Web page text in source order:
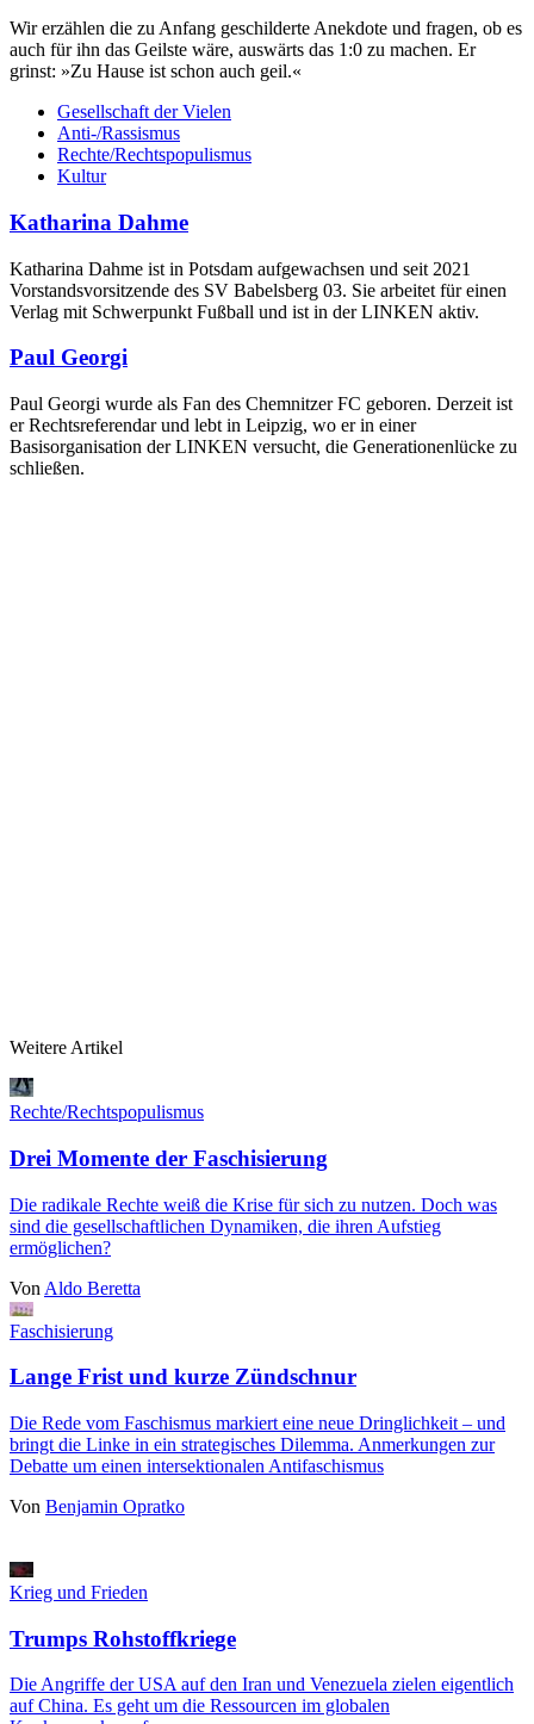
Wir erzählen die zu Anfang geschilderte Anekdote und fragen, ob es
auch für ihn das Geilste wäre, auswärts das 1:0 zu machen. Er
grinst: »Zu Hause ist schon auch geil.«
Gesellschaft der Vielen
Anti-/Rassismus
Rechte/Rechtspopulismus
Kultur
Katharina Dahme
Katharina Dahme ist in Potsdam aufgewachsen und seit 2021
Vorstandsvorsitzende des SV Babelsberg 03. Sie arbeitet für einen
Verlag mit Schwerpunkt Fußball und ist in der LINKEN aktiv.
Paul Georgi
Paul Georgi wurde als Fan des Chemnitzer FC geboren. Derzeit ist
er Rechtsreferendar und lebt in Leipzig, wo er in einer
Basisorganisation der LINKEN versucht, die Generationenlücke zu
schließen.
Weitere Artikel
Rechte/Rechtspopulismus
Drei Momente der Faschisierung
Die radikale Rechte weiß die Krise für sich zu nutzen. Doch was
sind die gesellschaftlichen Dynamiken, die ihren Aufstieg
ermöglichen?
Von Aldo Beretta
Faschisierung
Lange Frist und kurze Zündschnur
Die Rede vom Faschismus markiert eine neue Dringlichkeit – und
bringt die Linke in ein strategisches Dilemma. Anmerkungen zur
Debatte um einen intersektionalen Antifaschismus
Von Benjamin Opratko
Krieg und Frieden
Trumps Rohstoffkriege
Die Angriffe der USA auf den Iran und Venezuela zielen eigentlich
auf China. Es geht um die Ressourcen im globalen